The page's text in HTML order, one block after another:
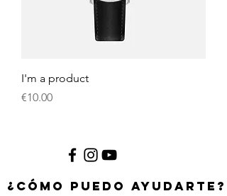
I'm a product
Price
€10.00
¿Cómo Puedo ayudarte?